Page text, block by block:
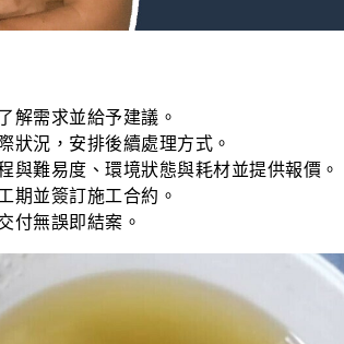
解需求並給予建議。
狀況，安排後續處理方式。
與難易度、環境狀態與耗材並提供報價。
期並簽訂施工合約。
付無誤即結案。